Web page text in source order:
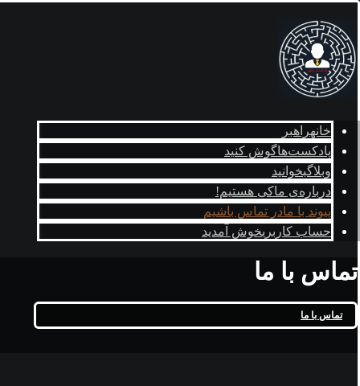
خانهراهبر
پادکست‌هاگوش کنید
وبلاگبخوانید
درباره‌ی ماکی هستیم!
پیوند با مادر تماس باشیم
حساب کاربریخوش آمدید
تماس با ما
تماس با ما